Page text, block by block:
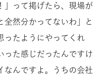
」って掲げたら、現場が
全然分かってないわ」と
ったようにやってくれ
った感じだったんですけ
なんですよ。うちの会社